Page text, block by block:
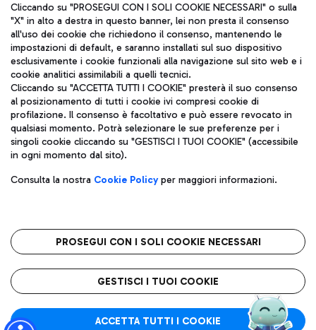
Aeroporti di Roma S.p.A. - Società soggetta a direzione e
coordinamento di Mundys S.p.A.
Codice fiscale e Registro delle Imprese di Roma 13032990155 P.
IVA 06572251004
Capitale sociale 62.224.743,00 int. vers.
Sede legale: Via Pier Paolo Racchetti 1 - 00054 Fiumicino (RM)
telefono +39 06 65951
Privacy policy
Note legali
Roma FCO
L'aeroporto stellato
Cliccando su "PROSEGUI CON I SOLI COOKIE NECESSARI" o sulla
"X" in alto a destra in questo banner, lei non presta il consenso
all'uso dei cookie che richiedono il consenso, mantenendo le
impostazioni di default, e saranno installati sul suo dispositivo
esclusivamente i cookie funzionali alla navigazione sul sito web e i
cookie analitici assimilabili a quelli tecnici.
Cliccando su "ACCETTA TUTTI I COOKIE" presterà il suo consenso
al posizionamento di tutti i cookie ivi compresi cookie di
profilazione. Il consenso è facoltativo e può essere revocato in
qualsiasi momento. Potrà selezionare le sue preferenze per i
singoli cookie cliccando su "GESTISCI I TUOI COOKIE" (accessibile
in ogni momento dal sito).
Consulta la nostra Cookie Policyper maggiori informazioni.
PROSEGUI CON I SOLI COOKIE NECESSARI
GESTISCI I TUOI COOKIE
ACCETTA TUTTI I COOKIE